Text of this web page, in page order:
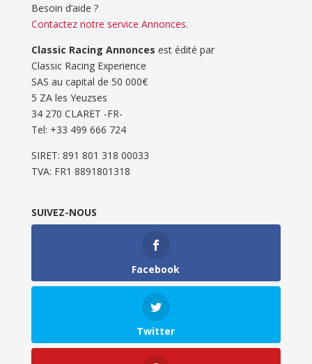
Besoin d’aide ?
Contactez notre service Annonces.
Classic Racing Annonces est édité par
Classic Racing Experience
SAS au capital de 50 000€
5 ZA les Yeuzses
34 270 CLARET -FR-
Tel: ‭+33 499 666 724‬
SIRET: 891 801 318 00033
TVA: FR1 8891801318
SUIVEZ-NOUS
Facebook
Twitter